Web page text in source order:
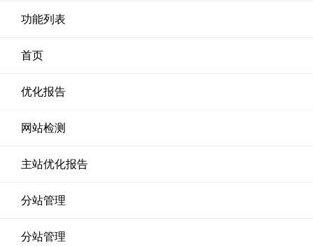
功能列表
首页
优化报告
网站检测
主站优化报告
分站管理
分站管理